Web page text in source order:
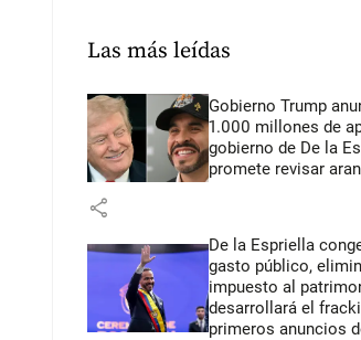
Las más leídas
Gobierno Trump
1.000 millones de
gobierno de De la
promete revisar
share
De la Espriella
gasto público,
impuesto al
desarrollará el
primeros anuncios